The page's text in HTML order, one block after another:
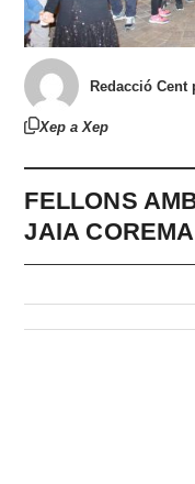
Redacció Cent
Xep a Xep
FELLONS
JAIA